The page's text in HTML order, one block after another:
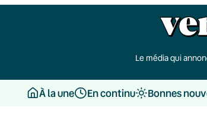
Le média qui
À la une En continu Bonnes